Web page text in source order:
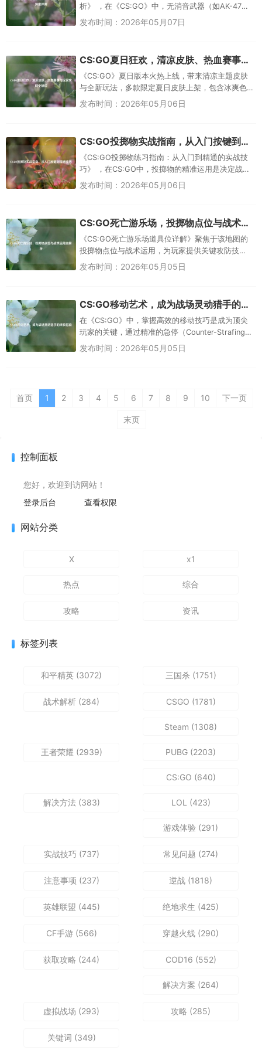
析》 ，在《CS:GO》中，无消音武器（如AK-47、
M4A4等）与消音武器（如M4A1-S）的差异显著影
响战...
发布时间：2026年05月07日
CS:GO夏日狂欢，清凉皮肤、热血赛事与玩家攻略全放送
《CS:GO》夏日版本火热上线，带来清凉主题皮肤
与全新玩法，多款限定夏日皮肤上架，包含冰爽色
调的武器涂装与角色造型，为玩家带来视觉降温体
验，同步开启的夏季锦标赛...
发布时间：2026年05月06日
CS:GO投掷物实战指南，从入门按键到精通技巧
《CS:GO投掷物练习指南：从入门到精通的实战技
巧》 ，在CS:GO中，投掷物的精准运用是决定战局
的关键因素之一，本指南系统讲解了烟雾弹、闪光
弹、燃烧瓶和手雷的...
发布时间：2026年05月06日
CS:GO死亡游乐场，投掷物点位与战术运用全解析
《CS:GO死亡游乐场道具位详解》聚焦于该地图的
投掷物点位与战术运用，为玩家提供关键攻防技
巧，进攻方可通过A点高爆雷压制狙击台，或利用B
通道烟雾弹封锁视野，配合...
发布时间：2026年05月05日
CS:GO移动艺术，成为战场灵动猎手的终极指南
在《CS:GO》中，掌握高效的移动技巧是成为顶尖
玩家的关键，通过精准的急停（Counter-Strafing）
配合压枪，玩家能在高速移动中瞬间稳定准星，提
升射击...
发布时间：2026年05月05日
首页 1 2 3 4 5 6 7 8 9 10 下一页
末页
控制面板
您好，欢迎到访网站！
登录后台
查看权限
网站分类
X x1
热点 综合
攻略 资讯
标签列表
和平精英 (3072) 三国杀(1751)
战术解析 (284) CSGO (1781)
Steam (1308)
王者荣耀 (2939) PUBG (2203)
CS:GO (640)
解决方法(383) LOL (423)
游戏体验 (291)
实战技巧 (737) 常见问题 (274)
注意事项 (237) 逆战 (1818)
英雄联盟 (445) 绝地求生 (425)
CF手游(566) 穿越火线 (290)
获取攻略 (244) COD16 (552)
解决方案 (264)
虚拟战场 (293) 攻略 (285)
关键词 (349)